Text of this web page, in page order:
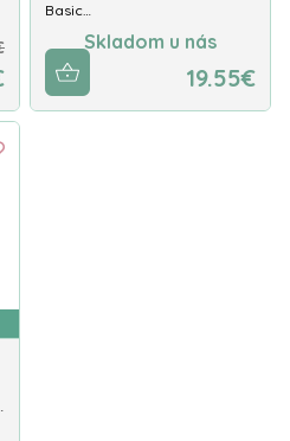
Basic…
Skladom u nás
19.55€